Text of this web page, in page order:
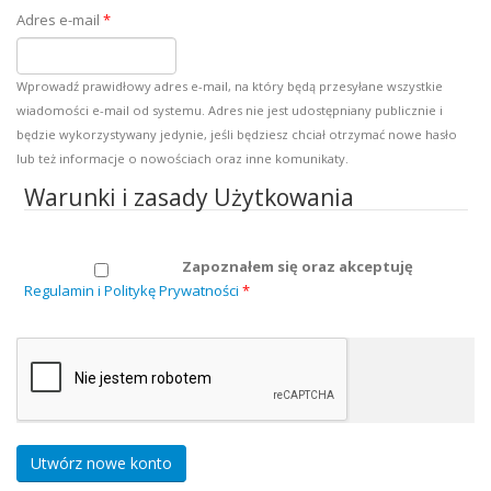
Adres e-mail *
Wprowadź prawidłowy adres e-mail, na który będą przesyłane wszystkie
wiadomości e-mail od systemu. Adres nie jest udostępniany publicznie i
będzie wykorzystywany jedynie, jeśli będziesz chciał otrzymać nowe hasło
lub też informacje o nowościach oraz inne komunikaty.
Warunki i zasady Użytkowania
Zapoznałem się oraz akceptuję
Regulamin i Politykę Prywatności *